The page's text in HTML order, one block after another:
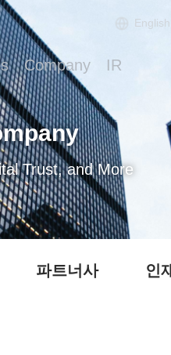
English
Company IR
Trust, and More
파트너사 인